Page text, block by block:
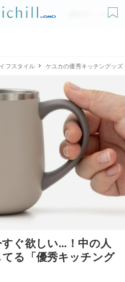
無料ダウンロード
フスタイル ケユカの優秀キッチングッズ
すぐ欲しい…！中の人
る「優秀キッチング